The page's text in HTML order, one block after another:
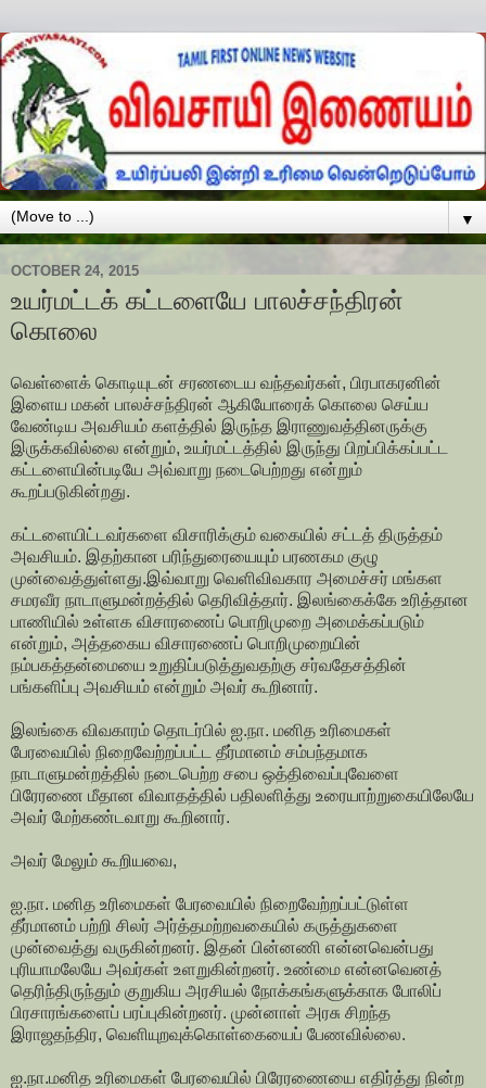
▼
OCTOBER 24, 2015
உயர்மட்டக் கட்டளையே பாலச்சந்திரன்
கொலை
வெள்ளைக் கொடியுடன் சரணடைய வந்தவர்கள், பிரபாகரனின்
இளைய மகன் பாலச்சந்திரன் ஆகியோரைக் கொலை செய்ய
வேண்டிய அவசியம் களத்தில் இருந்த இராணுவத்தினருக்கு
இருக்கவில்லை என்றும், உயர்மட்டத்தில் இருந்து பிறப்பிக்கப்பட்ட
கட்டளையின்படியே அவ்வாறு நடைபெற்றது என்றும்
கூறப்படுகின்றது.
கட்டளையிட்டவர்களை விசாரிக்கும் வகையில் சட்டத் திருத்தம்
அவசியம். இதற்கான பரிந்துரையையும் பரணகம குழு
முன்வைத்துள்ளது.இவ்வாறு வெளிவிவகார அமைச்சர் மங்கள
சமரவீர நாடாளுமன்றத்தில் தெரிவித்தார். இலங்கைக்கே உரித்தான
பாணியில் உள்ளக விசாரணைப் பொறிமுறை அமைக்கப்படும்
என்றும், அத்தகைய விசாரணைப் பொறிமுறையின்
நம்பகத்தன்மையை உறுதிப்படுத்துவதற்கு சர்வதேசத்தின்
பங்களிப்பு அவசியம் என்றும் அவர் கூறினார்.
இலங்கை விவகாரம் தொடர்பில் ஐ.நா. மனித உரிமைகள்
பேரவையில் நிறைவேற்றப்பட்ட தீர்மானம் சம்பந்தமாக
நாடாளுமன்றத்தில் நடைபெற்ற சபை ஒத்திவைப்புவேளை
பிரேரணை மீதான விவாதத்தில் பதிலளித்து உரையாற்றுகையிலேயே
அவர் மேற்கண்டவாறு கூறினார்.
அவர் மேலும் கூறியவை,
ஐ.நா. மனித உரிமைகள் பேரவையில் நிறைவேற்றப்பட்டுள்ள
தீர்மானம் பற்றி சிலர் அர்த்தமற்றவகையில் கருத்துகளை
முன்வைத்து வருகின்றனர். இதன் பின்னணி என்னவென்பது
புரியாமலேயே அவர்கள் உளறுகின்றனர். உண்மை என்னவெனத்
தெரிந்திருந்தும் குறுகிய அரசியல் நோக்கங்களுக்காக போலிப்
பிரசாரங்களைப் பரப்புகின்றனர். முன்னாள் அரசு சிறந்த
இராஜதந்திர, வெளியுறவுக்கொள்கையைப் பேணவில்லை.
ஐ.நா.மனித உரிமைகள் பேரவையில் பிரேரணையை எதிர்த்து நின்ற